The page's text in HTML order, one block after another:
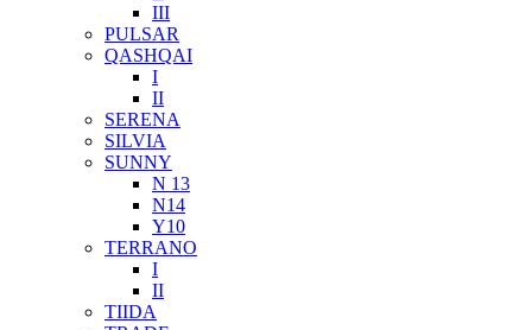
III
PULSAR
QASHQAI
I
II
SERENA
SILVIA
SUNNY
N 13
N14
Y10
TERRANO
I
II
TIIDA